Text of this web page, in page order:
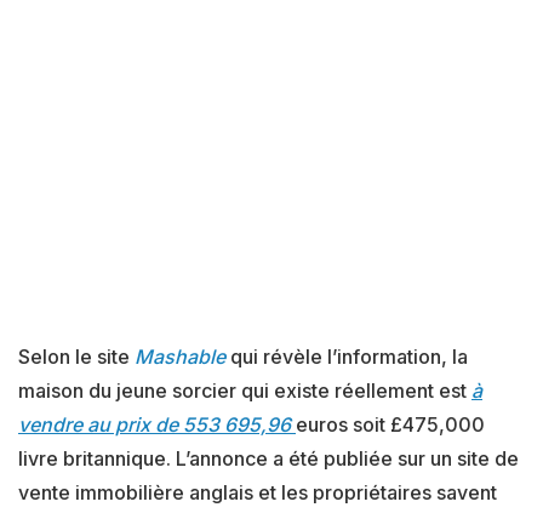
Selon le site Mashablequi révèle l’information, la
maison du jeune sorcier qui existe réellement est à
vendre au prix de 553 695,96euros soit £475,000
livre britannique. L’annonce a été publiée sur un site de
vente immobilière anglais et les propriétaires savent